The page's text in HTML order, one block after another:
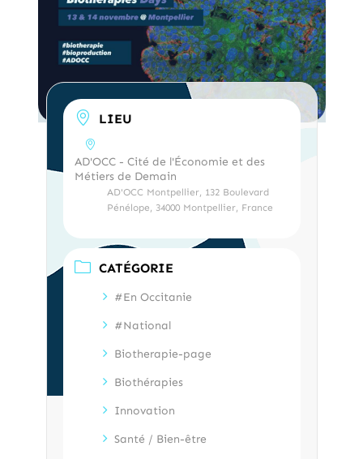
LIEU
AD'OCC - Cité de l'Économie et des
Métiers de Demain
AD'OCC Montpellier, 132 Boulevard
Pénélope, 34000 Montpellier, France
CATÉGORIE
#En Occitanie
#National
Biotherapie-page
Biothérapies
Innovation
Santé / Bien-être